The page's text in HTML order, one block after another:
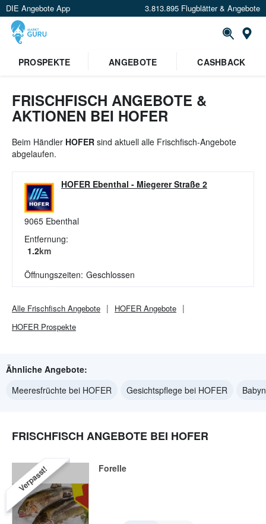
DIE Angebote App 3.813.895 Flugblätter & Angebote
PROSPEKTE
ANGEBOTE CASHBACK
FRISCHFISCH ANGEBOTE &
AKTIONEN BEI HOFER
Beim Händler HOFER sind aktuell alle Frischfisch-Angebote
abgelaufen.
HOFER Ebenthal - Miegerer Straße 2
9065 Ebenthal
Entfernung:
1.2km
Öffnungszeiten: Geschlossen
Alle Frischfisch Angebote HOFER Angebote
HOFER Prospekte
Ähnliche Angebote:
Meeresfrüchte bei HOFER
Gesichtspflege bei HOFER
FRISCHFISCH ANGEBOTE BEI HOFER
Verpasst! Forelle